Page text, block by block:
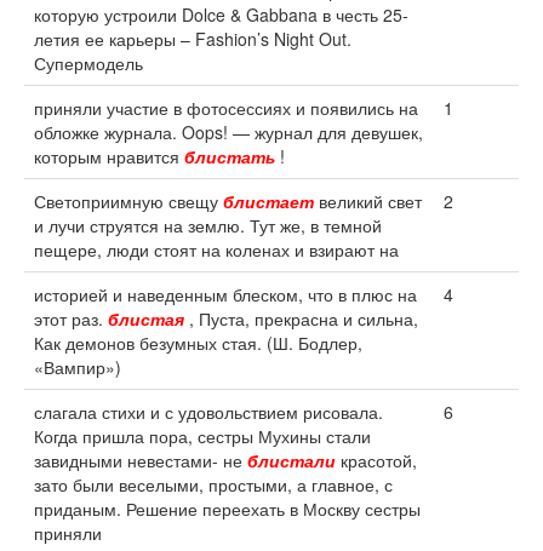
которую устроили Dolce & Gabbana в честь 25-
летия ее карьеры – Fashion’s Night Out.
Супермодель
приняли участие в фотосессиях и появились на
обложке журнала. Oops! — журнал для девушек,
которым нравится блистать !
1
Светоприимную свещу блистает великий свет
и лучи струятся на землю. Тут же, в темной
пещере, люди стоят на коленах и взирают на
2
историей и наведенным блеском, что в плюс на
этот раз. блистая , Пуста, прекрасна и сильна,
Как демонов безумных стая. (Ш. Бодлер,
«Вампир»)
4
слагала стихи и с удовольствием рисовала.
Когда пришла пора, сестры Мухины стали
завидными невестами- не блистали красотой,
зато были веселыми, простыми, а главное, с
приданым. Решение переехать в Москву сестры
приняли
6